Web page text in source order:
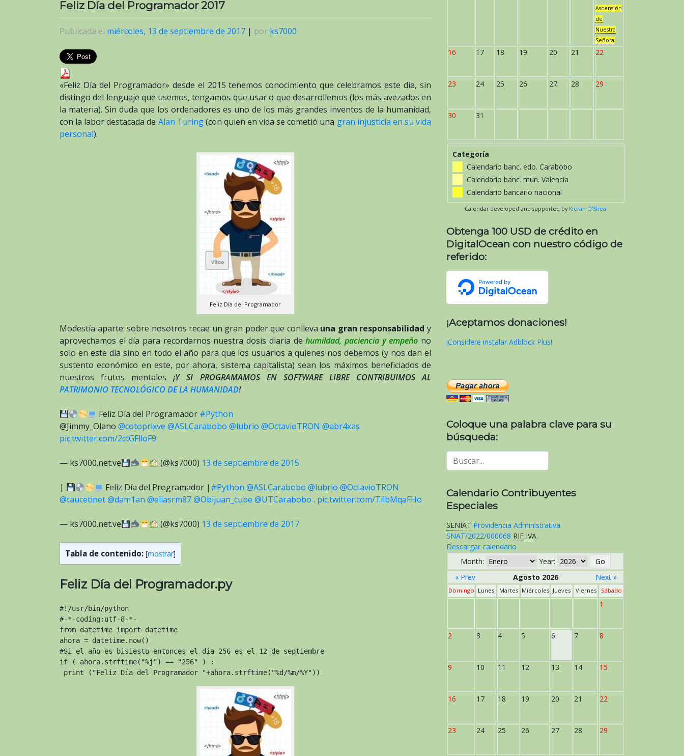
Feliz Día del Programador 2017
Publicada el miércoles, 13 de septiembre de 2017 | por ks7000
«Feliz Día del Programador» desde el 2015 tenemos conocimiento que celebramos este día, sin
distingo del lenguaje que usemos, tengamos que usar o que desarrollemos (los más avezados en
la materia). Sin duda que los ordenadores es uno de los más grandes inventos de la humanidad,
con la labor destacada de Alan Turing(con quien en vida se cometió una gran injusticia en su vida
personal).
Feliz Día del Programador
Modestía aparte: sobre nosotros recae un gran poder que conlleva una gran responsabilidad y
aprovechamos el día para recordarnos nuestra dosis diaria dehumildad, paciencia y empeño no
solo en este día sino en todo el año para que los usuarios a quienes nos debemos (y nos dan el
sustento económico en este, por ahora, sistema capitalista) sean los máximos beneficiados de
nuestros frutos mentales¡Y SI PROGRAMAMOS EN SOFTWARE LIBRE CONTRIBUIMOS AL
PATRIMONIO TECNOLÓGICO DE LA HUMANIDAD!
Feliz Día del Programador #Python
@Jimmy_Olano @cotoprixve @ASLCarabobo @lubrio @OctavioTRON @abr4xas
pic.twitter.com/2ctGFlloF9
— ks7000.net.ve (@ks7000) 13 de septiembre de 2015
| Feliz Día del Programador | #Python @ASLCarabobo @lubrio @OctavioTRON
@taucetinet@dam1an @eliasrm87@Obijuan_cube @UTCarabobo . pic.twitter.com/TilbMqaFHo
— ks7000.net.ve (@ks7000) 13 de septiembre de 2017
Tabla de contenido: [mostrar]
Feliz Día del Programador.py
#!/usr/bin/python
#-*-coding:utf-8-*-
from datetime import datetime
ahora = datetime.now()
#Si el año es bisiesto entonces el día 256 es el 12 de septiembre
if ( ahora.strftime("%j") == "256" ) :
print ("Feliz Día del Programador "+ahora.strftime("%d/%m/%Y"))
Ascensión
de
Nuestra
Señora
16 17 18 19 20 21 22
23 24 25 26 27 28 29
30 31
Categoría
Calendario banc. edo. Carabobo
Calendario banc. mun. Valencia
Calendario bancario nacional
Calendar developed and supported by Kieran O'Shea
Obtenga 100 USD de crédito en
DigitalOcean con nuestro código de
referido:
¡Aceptamos donaciones!
¡Considere instalar Adblock Plus!
Coloque una palabra clave para su
búsqueda:
Calendario Contribuyentes
Especiales
SENIAT Providencia Administrativa
SNAT/2022/000068 RIF IVA.
Descargar calendario
Month:
Year:
« Prev
Agosto 2026 Next »
Domingo Lunes Martes Miércoles Jueves Viernes Sábado
1
2 3 4 5 6 7 8
9 10 11 12 13 14 15
16 17 18 19 20 21 22
23 24 25 26 27 28 29